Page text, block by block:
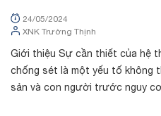
24/05/2024
XNK Trường Thịnh
Giới thiệu Sự cần thiết của hệ
chống sét là một yếu tố không
sản và con người trước nguy